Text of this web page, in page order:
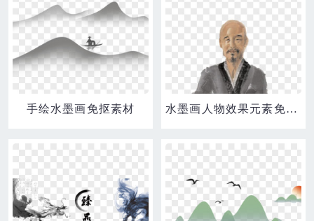
手绘水墨画免抠素材 水墨画人物效果元素免抠素材